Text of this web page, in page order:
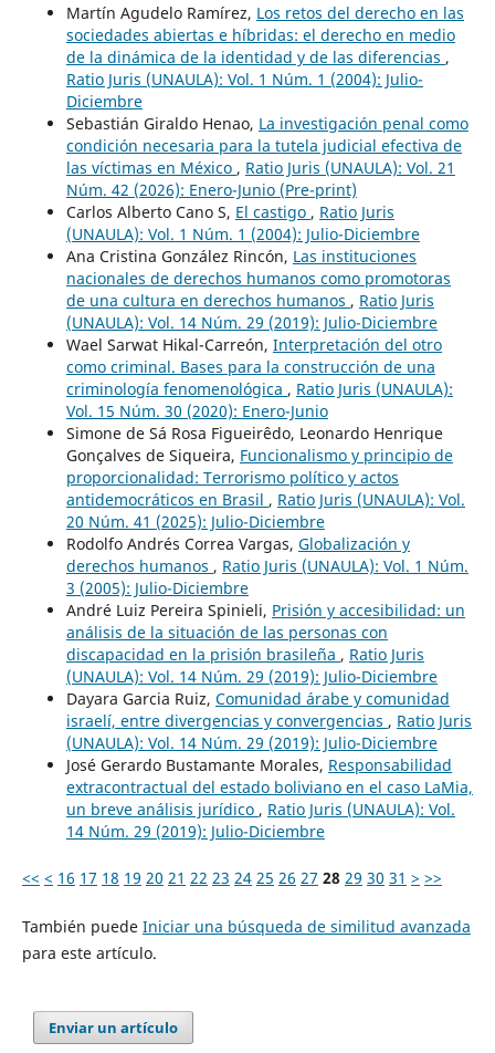
Martín Agudelo Ramírez, Los retos del derecho en las
sociedades abiertas e híbridas: el derecho en medio
de la dinámica de la identidad y de las diferencias ,
Ratio Juris (UNAULA): Vol. 1 Núm. 1 (2004): Julio-
Diciembre
Sebastián Giraldo Henao, La investigación penal como
condición necesaria para la tutela judicial efectiva de
las víctimas en México , Ratio Juris (UNAULA): Vol. 21
Núm. 42 (2026): Enero-Junio (Pre-print)
Carlos Alberto Cano S, El castigo , Ratio Juris
(UNAULA): Vol. 1 Núm. 1 (2004): Julio-Diciembre
Ana Cristina González Rincón, Las instituciones
nacionales de derechos humanos como promotoras
de una cultura en derechos humanos , Ratio Juris
(UNAULA): Vol. 14 Núm. 29 (2019): Julio-Diciembre
Wael Sarwat Hikal-Carreón, Interpretación del otro
como criminal. Bases para la construcción de una
criminología fenomenológica , Ratio Juris (UNAULA):
Vol. 15 Núm. 30 (2020): Enero-Junio
Simone de Sá Rosa Figueirêdo, Leonardo Henrique
Gonçalves de Siqueira, Funcionalismo y principio de
proporcionalidad: Terrorismo político y actos
antidemocráticos en Brasil , Ratio Juris (UNAULA): Vol.
20 Núm. 41 (2025): Julio-Diciembre
Rodolfo Andrés Correa Vargas, Globalización y
derechos humanos , Ratio Juris (UNAULA): Vol. 1 Núm.
3 (2005): Julio-Diciembre
André Luiz Pereira Spinieli, Prisión y accesibilidad: un
análisis de la situación de las personas con
discapacidad en la prisión brasileña , Ratio Juris
(UNAULA): Vol. 14 Núm. 29 (2019): Julio-Diciembre
Dayara Garcia Ruiz, Comunidad árabe y comunidad
israelí, entre divergencias y convergencias , Ratio Juris
(UNAULA): Vol. 14 Núm. 29 (2019): Julio-Diciembre
José Gerardo Bustamante Morales, Responsabilidad
extracontractual del estado boliviano en el caso LaMia,
un breve análisis jurídico , Ratio Juris (UNAULA): Vol.
14 Núm. 29 (2019): Julio-Diciembre
<< < 16 17 18 19 20 21 22 23 24 25 26 27 28 29 30 31 > >>
También puede Iniciar una búsqueda de similitud avanzada
para este artículo.
Enviar un artículo